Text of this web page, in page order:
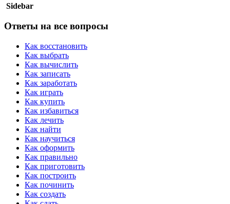
Sidebar
Ответы на все вопросы
Как восстановить
Как выбрать
Как вычислить
Как записать
Как заработать
Как играть
Как купить
Как избавиться
Как лечить
Как найти
Как научиться
Как оформить
Как правильно
Как приготовить
Как построить
Как починить
Как создать